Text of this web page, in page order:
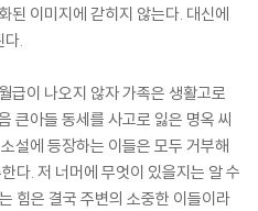
된 이미지에 갇히지 않는다. 대신에
다.
급이 나오지 않자 가족은 생활고로
큰아들 동세를 사고로 잃은 명옥 씨
설에 등장하는 이들은 모두 거부해
다. 저 너머에 무엇이 있을지는 알 수
힘은 결국 주변의 소중한 이들이라